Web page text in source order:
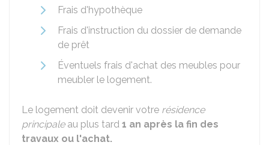
Frais d'hypothèque
Frais d'instruction du dossier de demande
de prêt
Éventuels frais d'achat des meubles pour
meubler le logement.
Le logement doit devenir votre résidence
principaleau plus tard 1 an après la fin des
travaux ou l'achat.